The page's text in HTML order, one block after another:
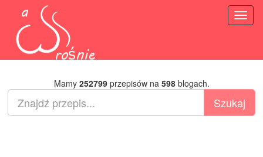
Mamy 252799przepisów na 598blogach.